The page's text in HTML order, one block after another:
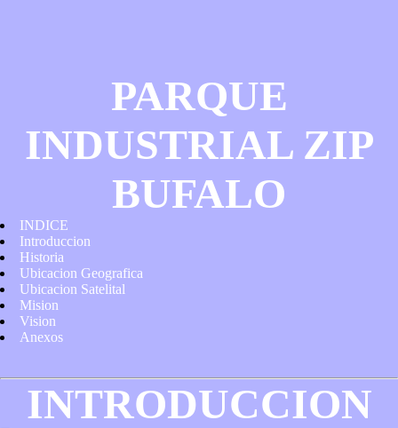
PARQUE
INDUSTRIAL ZIP
BUFALO
INDICE
Introduccion
Historia
Ubicacion Geografica
Ubicacion Satelital
Mision
Vision
Anexos
INTRODUCCION